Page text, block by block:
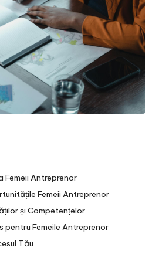
Femeii Antreprenor
Femeii Antreprenor
și Competențelor
pentru Femeile Antreprenor
Tău